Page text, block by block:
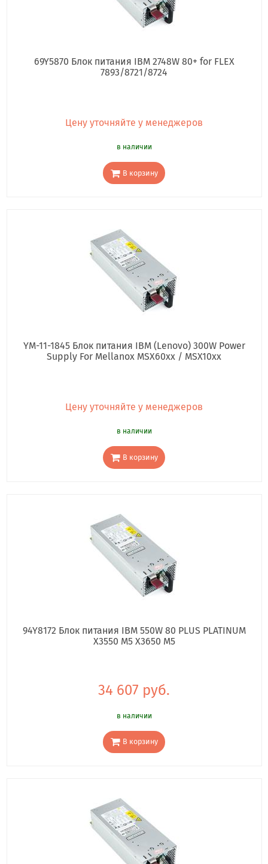
69Y5870 Блок питания IBM 2748W 80+ for FLEX
7893/8721/8724
Цену уточняйте у менеджеров
в наличии
В корзину
YM-11-1845 Блок питания IBM (Lenovo) 300W Power
Supply For Mellanox MSX60xx / MSX10xx
Цену уточняйте у менеджеров
в наличии
В корзину
94Y8172 Блок питания IBM 550W 80 PLUS PLATINUM
X3550 M5 X3650 M5
34 607 руб.
в наличии
В корзину